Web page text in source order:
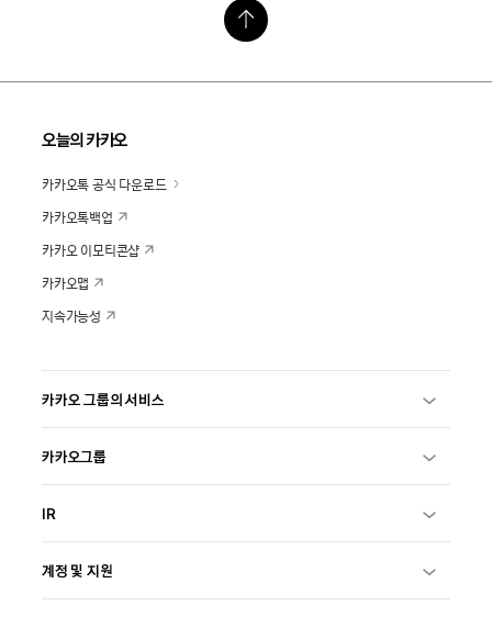
오늘의 카카오
카카오톡 공식 다운로드
카카오톡백업
카카오 이모티콘샵
카카오맵
지속가능성
카카오 그룹의 서비스
카카오그룹
IR
계정 및 지원